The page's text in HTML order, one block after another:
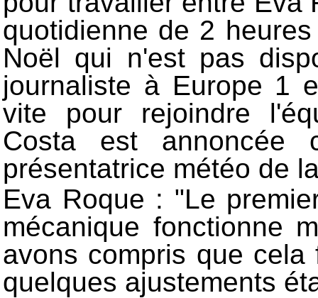
quotidienne de 2
Noël qui n'est pas
journaliste à Europe 1
vite pour rejoindre
Costa est annoncée
présentatrice météo de
Eva Roque : "Le
mécanique fonctionne
avons compris que
quelques ajustements